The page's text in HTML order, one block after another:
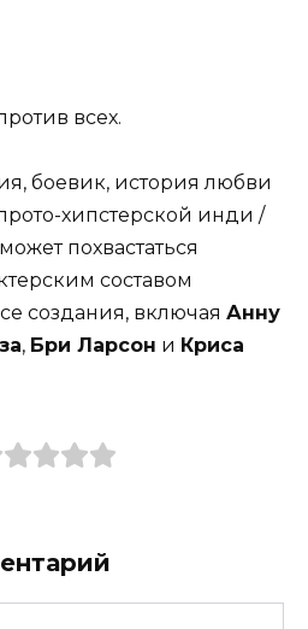
всех.
боевик, история любви
хипстерской инди /
похвастаться
составом
создания, включая Анну
, Бри Ларсон и Криса